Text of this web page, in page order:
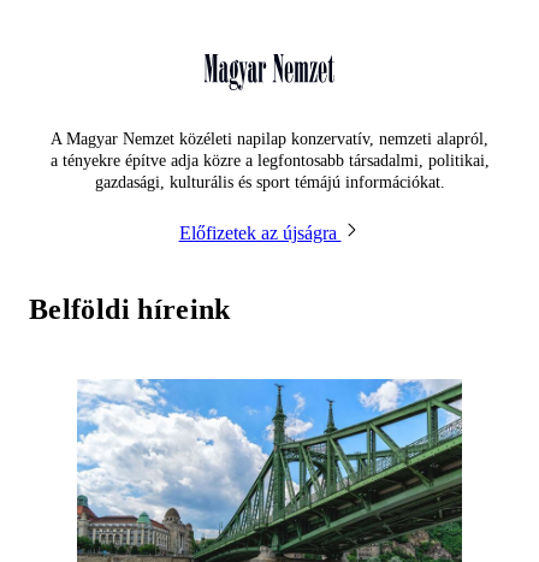
A Magyar Nemzet közéleti napilap konzervatív, nemzeti alapról,
a tényekre építve adja közre a legfontosabb társadalmi, politikai,
gazdasági, kulturális és sport témájú információkat.
Előfizetek az újságra
Belföldi híreink